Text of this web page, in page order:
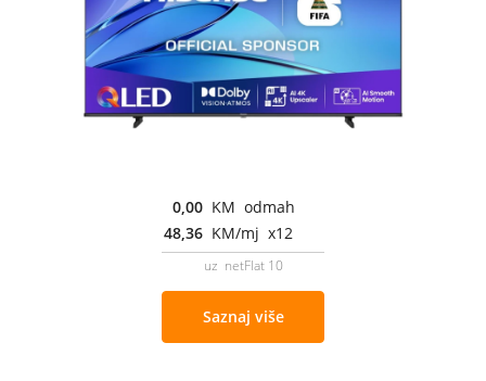
0,00 KM odmah
48,36 KM/mj x12
uz netFlat 10
Saznaj više